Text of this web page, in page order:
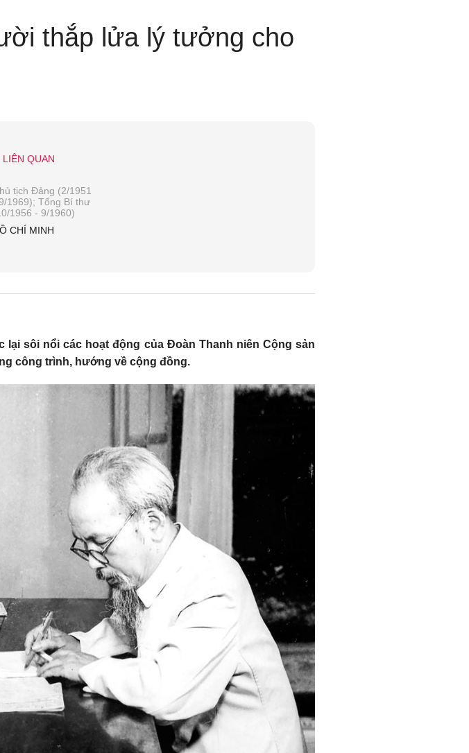
thắp lửa lý tưởng cho
LIÊN QUAN
tịch Đảng (2/1951
1969); Tổng Bí thư
1956 - 9/1960)
CHÍ MINH
lại sôi nổi các hoạt động của Đoàn Thanh niên Cộng sản
công trình, hướng về cộng đồng.